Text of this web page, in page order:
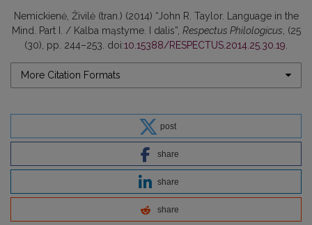
Nemickienė, Živilė (tran.) (2014) “John R. Taylor. Language in the
Mind. Part I. / Kalba mąstyme. I dalis”, Respectus Philologicus , (25
(30), pp. 244–253. doi:10.15388/RESPECTUS.2014.25.30.19
More Citation Formats
post
share
share
share